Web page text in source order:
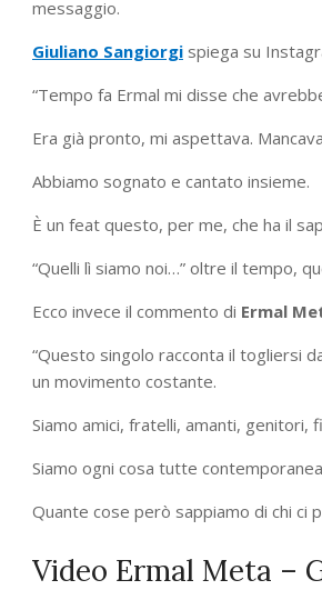
messaggio.
Giuliano Sangiorgi spiega su
“Tempo fa Ermal mi disse che
Era già pronto, mi aspettava.
Abbiamo sognato e cantato insieme.
È un feat questo, per me, che ha il
“Quelli lì siamo noi…” oltre il tempo,
Ecco invece il commento di Ermal
“Questo singolo racconta il togliersi
un movimento costante.
Siamo amici, fratelli, amanti, genitori,
Siamo ogni cosa tutte
Quante cose però sappiamo di chi ci
Video Ermal Meta –